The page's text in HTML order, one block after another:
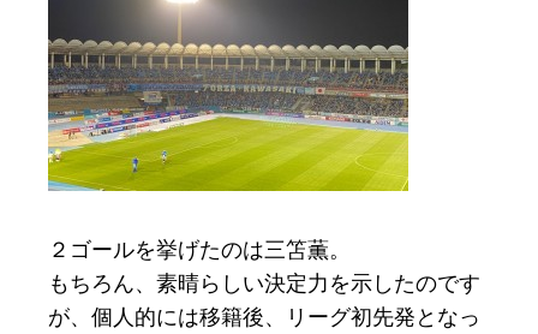
２ゴールを挙げたのは三笘薫。
もちろん、素晴らしい決定力を示したのです
が、個人的には移籍後、リーグ初先発となっ